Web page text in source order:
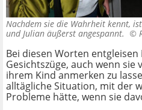
Nachdem sie die Wahrheit kennt,
und Julian äußerst angespannt. ©
Bei diesen Worten
Gesichtszüge, auch wenn
ihrem Kind anmerken zu
alltägliche Situation, mit der
Probleme hätte, wenn sie